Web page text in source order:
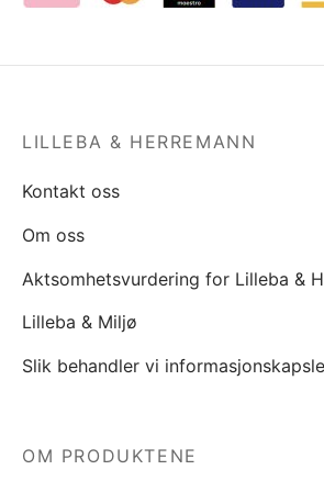
LILLEBA & HERREMANN
Kontakt oss
Om oss
Aktsomhetsvurdering for Lilleba &
Lilleba & Miljø
Slik behandler vi
OM PRODUKTENE